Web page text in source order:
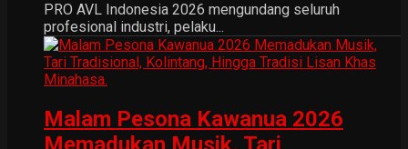
PRO AVL Indonesia 2026 mengundang seluruh
profesional industri, pelaku...
Malam Pesona Kawanua 2026